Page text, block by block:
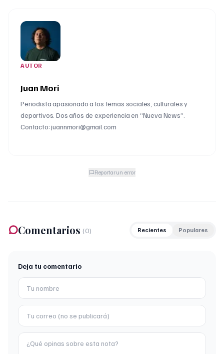
AUTOR
Juan Mori
Periodista apasionado a los temas sociales, culturales y
deportivos. Dos años de experiencia en “Nueva News”.
Contacto: juannmori@gmail.com
Reportar un error
Comentarios (0) Recientes Populares
Deja tu comentario